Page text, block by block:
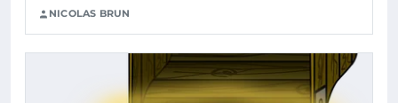
NICOLAS BRUN